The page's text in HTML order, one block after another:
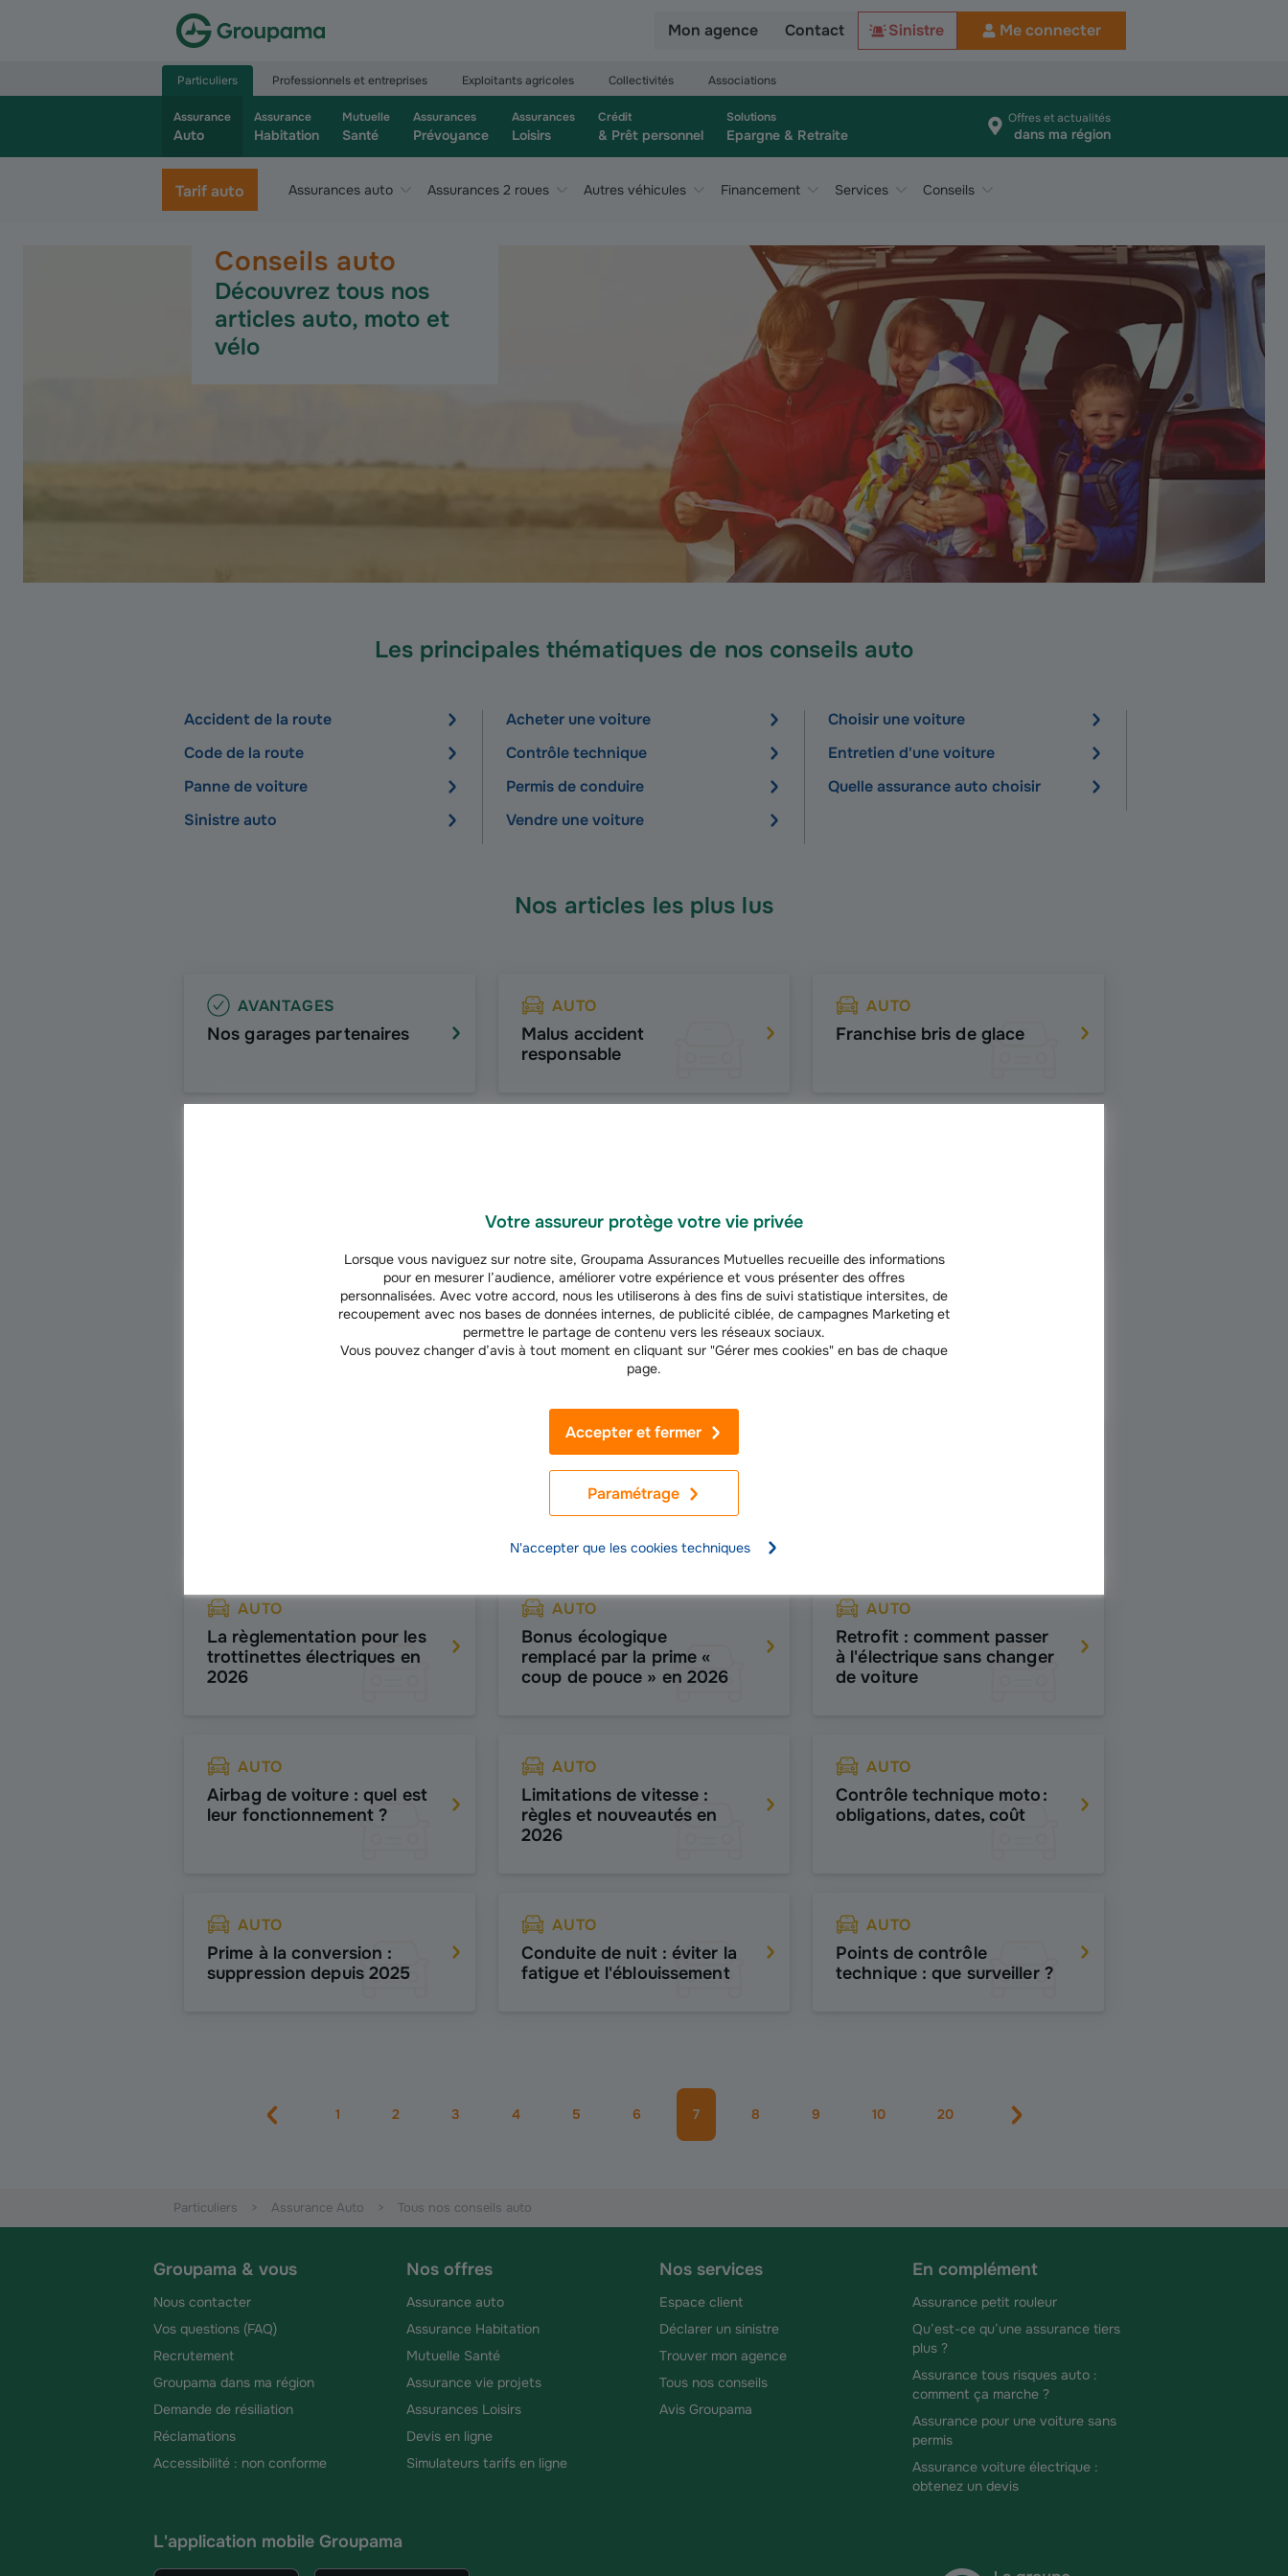
Votre assureur protège votre vie privée
Lorsque vous naviguez sur notre site, Groupama Assurances Mutuelles recueille des informations
pour en mesurer l’audience, améliorer votre expérience et vous présenter des offres
personnalisées. Avec votre accord, nous les utiliserons à des fins de suivi statistique intersites, de
recoupement avec nos bases de données internes, de publicité ciblée, de campagnes Marketing et
permettre le partage de contenu vers les réseaux sociaux.
Vous pouvez changer d’avis à tout moment en cliquant sur "Gérer mes cookies" en bas de chaque
page.
Paramétrage
Accepter et fermer
N'accepter que les cookies techniques
Mon agence Contact Sinistre Me connecter
Particuliers Professionnels et entreprises Exploitants agricoles Collectivités Associations
Assurance
Auto
Assurance
Habitation
Mutuelle
Santé
Assurances
Prévoyance
Assurances
Loisirs
Crédit
& Prêt personnel
Solutions
Epargne & Retraite
Offres et actualités
dans ma région
Tarif auto Assurances auto Assurances 2 roues Autres véhicules Financement Services Conseils
Conseils auto
Découvrez tous nos
articles auto, moto et
vélo
Les principales thématiques de nos conseils auto
Accident de la route
Code de la route
Panne de voiture
Sinistre auto
Acheter une voiture
Contrôle technique
Permis de conduire
Vendre une voiture
Choisir une voiture
Entretien d'une voiture
Quelle assurance auto choisir
Nos articles les plus lus
AVANTAGES
Nos garages partenaires
AUTO
Malus accident
responsable
AUTO
Franchise bris de glace
Prêt de voiture et accident
Nos derniers conseils Auto
AUTO
Accident avec un animal
sauvage : sanglier,
chevreuil...
AUTO
La règlementation pour les
trottinettes électriques en
2026
AUTO
Bonus écologique
remplacé par la prime «
coup de pouce » en 2026
AUTO
Retrofit : comment passer
à l'électrique sans changer
de voiture
AUTO
Airbag de voiture : quel est
leur fonctionnement ?
AUTO
Limitations de vitesse :
règles et nouveautés en
2026
AUTO
Contrôle technique moto :
obligations, dates, coût
AUTO
Prime à la conversion :
suppression depuis 2025
AUTO
Conduite de nuit : éviter la
fatigue et l'éblouissement
AUTO
Points de contrôle
technique : que surveiller ?
1 2 3 4 5 6 7 8 9 10 20
Particuliers Assurance Auto Tous nos conseils auto
Groupama & vous
Nous contacter
Vos questions (FAQ)
Recrutement
Groupama dans ma région
Demande de résiliation
Réclamations
Accessibilité : non conforme
Nos offres
Assurance auto
Assurance Habitation
Mutuelle Santé
Assurance vie projets
Assurances Loisirs
Devis en ligne
Simulateurs tarifs en ligne
Nos services
Espace client
Déclarer un sinistre
Trouver mon agence
Tous nos conseils
Avis Groupama
En complément
Assurance petit rouleur
Qu’est-ce qu’une assurance tiers
plus ?
Assurance tous risques auto :
comment ça marche ?
Assurance pour une voiture sans
permis
Assurance voiture électrique :
obtenez un devis
L'application mobile Groupama